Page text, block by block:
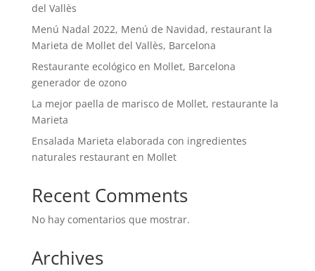
del Vallès
Menú Nadal 2022, Menú de Navidad, restaurant la
Marieta de Mollet del Vallès, Barcelona
Restaurante ecológico en Mollet, Barcelona
generador de ozono
La mejor paella de marisco de Mollet, restaurante la
Marieta
Ensalada Marieta elaborada con ingredientes
naturales restaurant en Mollet
Recent Comments
No hay comentarios que mostrar.
Archives